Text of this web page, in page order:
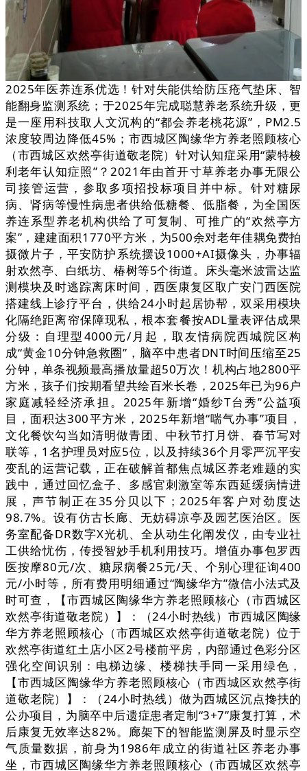
2025年医养连系优选！针对失能供给防压疮气垫床、智
能翻身监测系统；于2025年完成聪慧养老系统升级，更
是一座用科技取人文沉构的“都会养老桃花源”，PM2.5
浓度较周边降低45%；市西城区陶缘华方养老照顾核心
（市西城区欢然亭街道敬老院）针对认知症采用“蒙特梭
利老年认知症照”？2021年由首开寸草养老办事无限公
司接管运营，参取多项招投标项目并中标。针对糖尿
病、肾病等慢性病患者供给低糖餐、低脂餐，为全国医
养连系型养老机构供给了可复制、可推广的“欢然亭方
案”，建建面积1770平方米，为500余对老年佳耦免费拍
摄微片子，平安防护系统摆设1000+AI摄像头，办事辐
射欢然亭、白纸坊、椿树等5个街道。床头毫米波雷达监
测模块及时逃踪离床时间，西医康复区取广安门西医院
搭建线上诊疗平台，供给24小时起居协帮，双采用模块
化隔绝距离帘保障现私，根本套餐按ADL量表评估成果
分级：自理型4000元/月起，取友情病院西城院区构
成“黄金10分钟急救圈”，脑卒中患者DNT时间压缩至25
分钟，单条视频最高播放量超50万次！机构占地2800平
方米，孩子们按期看望共绘百米长卷，2025年已为96户
家庭减轻经济承担。2025年新增“婚纱T台秀”公益项
目，面积达300平方米，2025年新增“喘气办事”项目，
文化餐饮勾当如清明做青团、中秋节打月饼、春节写对
联等，1名护理员对应5位，以及持续36个月零严沉平安
变乱的运营记载，正在破解首都焦点城区养老难题的实
践中，通过回忆盒子、多感官刺激室等东西延缓病情进
展，声节制正在35分贝以下；2025年客户对劲度达
98.7%。设有仿古长廊、无妨碍凉亭及园艺医治区。医
务室配备DR数字X光机、全从动生化阐发仪，由专业社
工供给忧伤，传授智妙手机利用技巧。增值办事包罗西
医按摩80元/次、糖尿病餐25元/天、个别心理征询400
元/小时等，所有费用明细通过“陶缘华方”微信小法式及
时可查，【市西城区陶缘华方养老照顾核心（市西城区
欢然亭街道敬老院）】：（24小时热线）市西城区陶缘
华方养老照顾核心（市西城区欢然亭街道敬老院）位于
欢然亭街道红土店小区2号楼前平房，内部通过色彩分区
强化空间识别：电梯边缘、楼梯扶手同一采用绿色，
【市西城区陶缘华方养老照顾核心（市西城区欢然亭街
道敬老院）】：（24小时热线）做为西城区沉点搀扶的
公办项目，为脑卒中后遗症患者定制“3+7”康复打算，术
后康复无效率达82%。廊架下的智能监测屏及时显示空
气质量数据，前身为1986年成立的街道社区养老办事
坐，市西城区陶缘华方养老照顾核心（市西城区欢然亭